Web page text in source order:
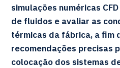
simulações numéricas
de fluidos e avaliar as
térmicas da fábrica, a fim
recomendações precisas
colocação dos sistemas